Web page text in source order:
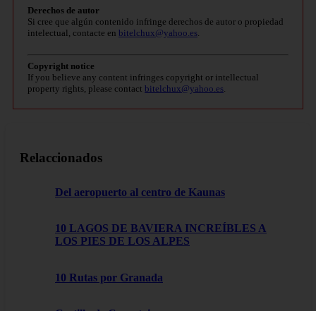
Derechos de autor
Si cree que algún contenido infringe derechos de autor o propiedad
intelectual, contacte en bitelchux@yahoo.es
Copyright notice
If you believe any content infringes copyright or intellectual
property rights, please contact bitelchux@yahoo.es
Relaccionados
Del aeropuerto al centro de Kaunas
10 LAGOS DE BAVIERA INCREÍBLES A
LOS PIES DE LOS ALPES
10 Rutas por Granada